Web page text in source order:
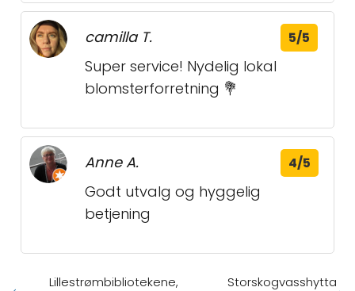
camilla T. 5/5
Super service! Nydelig lokal
blomsterforretning 💐
Anne A. 4/5
Godt utvalg og hyggelig
betjening
Lillestrømbibliotekene,
Storskogvasshytta